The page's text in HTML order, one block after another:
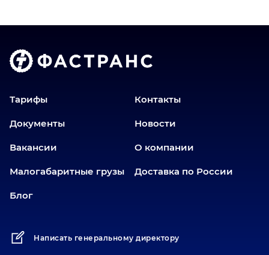
Голышманово
Екатеринбург
Еткуль
Златоуст
Иваново
Иркутск
Калининград
Тарифы Контакты
Документы Новости
Вакансии О компании
Малогабаритные грузы Доставка по России
Блог
Написать генеральному директору